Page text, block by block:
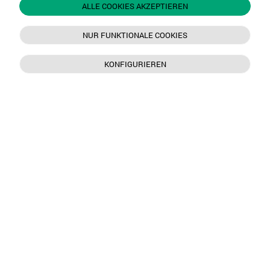
ALLE COOKIES AKZEPTIEREN
NUR FUNKTIONALE COOKIES
KONFIGURIEREN